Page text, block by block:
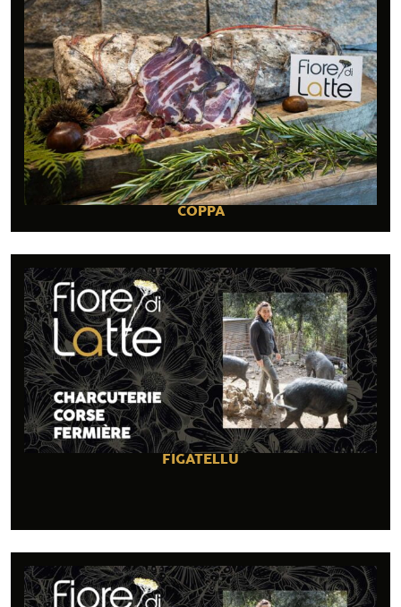
COPPA
FIGATELLU